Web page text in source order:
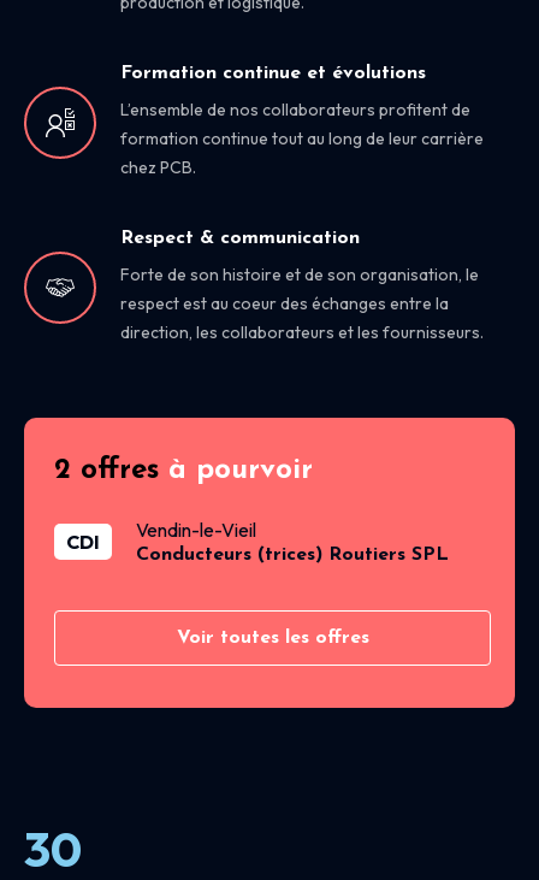
Formation continue et évolutions
L’ensemble de nos collaborateurs profitent de
formation continue tout au long de leur carrière
chez PCB.
Respect & communication
Forte de son histoire et de son organisation, le
respect est au coeur des échanges entre la
direction, les collaborateurs et les fournisseurs.
2 offres à pourvoir
CDI Vendin-le-Vieil
Conducteurs (trices) Routiers SPL
Voir toutes les offres
30